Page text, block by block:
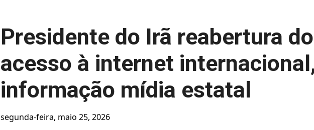
Presidente do Irã reabertura do
acesso à internet
informação mídia estatal
segunda-feira, maio 25, 2026